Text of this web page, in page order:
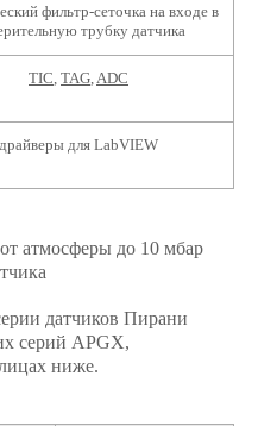
фильтр-сеточка на входе в
трубку датчика
TIC TAG ADC
драйверы для LabVIEW
атмосферы до 10 мбар
датчиков Пирани
серий APGX,
ниже.